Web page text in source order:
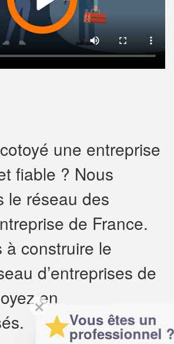
une entreprise
fiable ? Nous
le réseau des
de France.
à construire le
d’entreprises de
en
Vous êtes un
professionnel ?